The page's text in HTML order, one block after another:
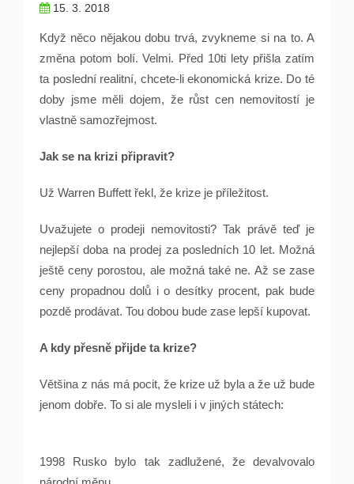
15. 3. 2018
Když něco nějakou dobu trvá, zvykneme si na to. A
změna potom bolí. Velmi. Před 10ti lety přišla zatím
ta poslední realitní, chcete-li ekonomická krize. Do té
doby jsme měli dojem, že růst cen nemovitostí je
vlastně samozřejmost.
Jak se na krizi připravit?
Už Warren Buffett řekl, že krize je příležitost.
Uvažujete o prodeji nemovitosti? Tak právě teď je
nejlepší doba na prodej za posledních 10 let. Možná
ještě ceny porostou, ale možná také ne. Až se zase
ceny propadnou dolů i o desítky procent, pak bude
pozdě prodávat. Tou dobou bude zase lepší kupovat.
A kdy přesně přijde ta krize?
Většina z nás má pocit, že krize už byla a že už bude
jenom dobře. To si ale mysleli i v jiných státech:
1998 Rusko bylo tak zadlužené, že devalvovalo